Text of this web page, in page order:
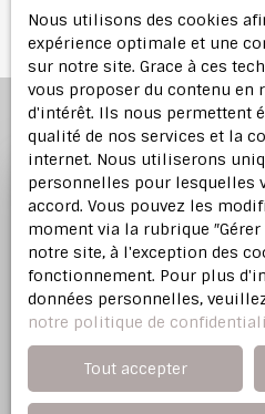
Profitez d'une
offerte
Notre agence
évaluation justifiée de
Nous utilisons des cookies
expérience optimale et une
sur notre site. Grace à ces
vous proposer du contenu en
d'intérêt. Ils nous permettent
qualité de nos services et la
internet. Nous utiliserons
personnelles pour lesquelles
accord. Vous pouvez les
moment via la rubrique
notre site, à l'exception des
fonctionnement. Pour plus
données personnelles,
notre politique de
Tout accepter